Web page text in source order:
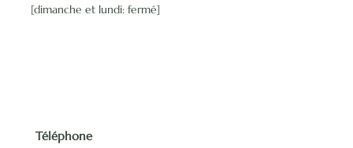
[dimanche et lundi: fermé]
Téléphone